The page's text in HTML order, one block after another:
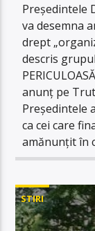
Președintele
va desemna
drept
descris grupul
anunț pe
Președintele
ca cei care
amănunțit în
STIRI